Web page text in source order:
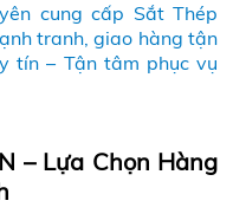
cung cấp Sắt Thép
tranh, giao hàng tận
tín – Tận tâm phục vụ
– Lựa Chọn Hàng